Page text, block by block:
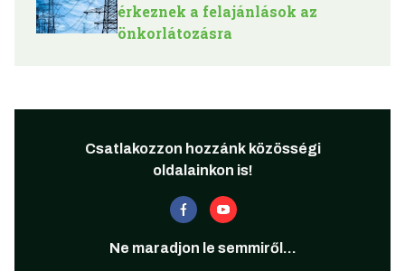
érkeznek a felajánlások az
önkorlátozásra
Csatlakozzon hozzánk közösségi
oldalainkon is!
Ne maradjon le semmiről...